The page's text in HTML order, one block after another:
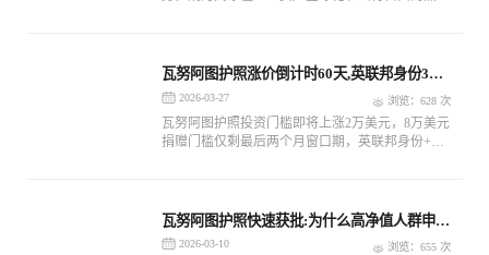
瓦努阿图护照涨价倒计时60天,英联邦身份30
天获批
2026-03-27 浏览：628 次
瓦努阿图护照投资门槛即将上涨2万美元，8万美元
捐赠门槛仅剩最后两个月窗口期，英联邦身份+免
瓦努阿图护照快速获批:为什么高净值人群申请
第二本护照
2026-03-10 浏览：655 次